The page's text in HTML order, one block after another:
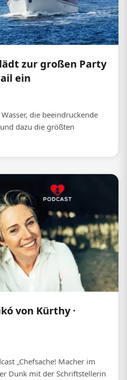
zur großen Party
ein
die beeindruckende
dazu die größten
von Kürthy ·
„Chefsache! Macher im
Dunk mit der Schriftstellerin